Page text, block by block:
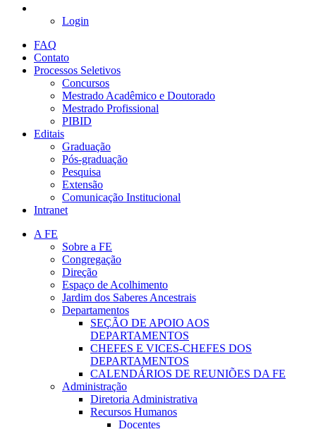
Login
FAQ
Contato
Processos Seletivos
Concursos
Mestrado Acadêmico e Doutorado
Mestrado Profissional
PIBID
Editais
Graduação
Pós-graduação
Pesquisa
Extensão
Comunicação Institucional
Intranet
A FE
Sobre a FE
Congregação
Direção
Espaço de Acolhimento
Jardim dos Saberes Ancestrais
Departamentos
SEÇÃO DE APOIO AOS
DEPARTAMENTOS
CHEFES E VICES-CHEFES DOS
DEPARTAMENTOS
CALENDÁRIOS DE REUNIÕES DA FE
Administração
Diretoria Administrativa
Recursos Humanos
Docentes